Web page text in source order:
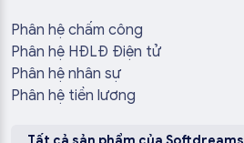
Phân hệ chấm công
Phân hệ HĐLĐ Điện tử
Phân hệ nhân sự
Phân hệ tiền lương